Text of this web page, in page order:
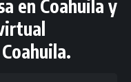
en Coahuila y